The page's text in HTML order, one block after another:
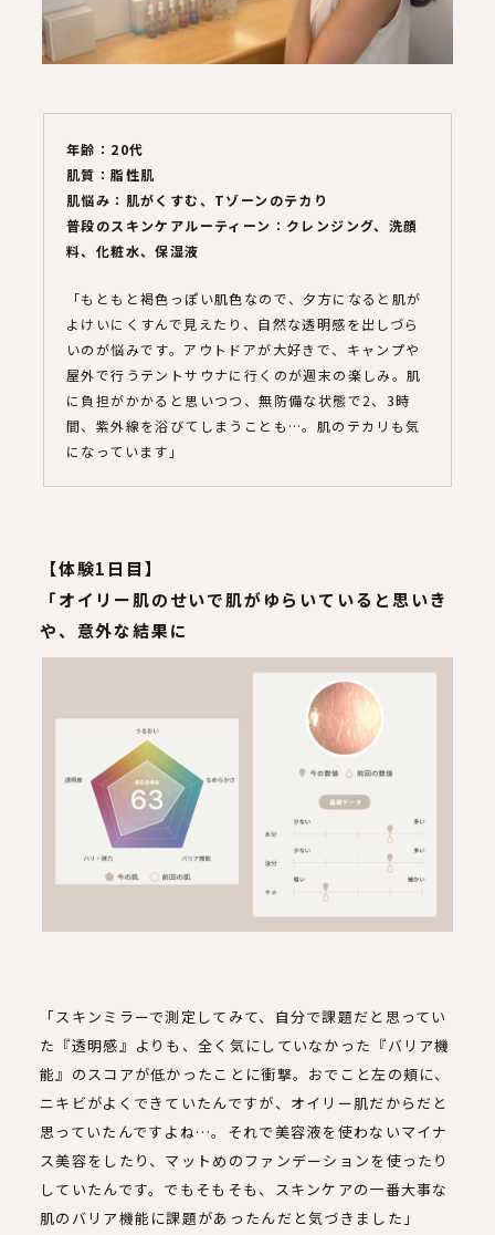
年齢：20代
肌質：脂性肌
肌悩み：肌がくすむ、Tゾーンのテカり
普段のスキンケアルーティーン：クレンジング、洗顔
料、化粧水、保湿液
「もともと褐色っぽい肌色なので、夕方になると肌が
よけいにくすんで見えたり、自然な透明感を出しづら
いのが悩みです。アウトドアが大好きで、キャンプや
屋外で行うテントサウナに行くのが週末の楽しみ。肌
に負担がかかると思いつつ、無防備な状態で2、3時
間、紫外線を浴びてしまうことも…。肌のテカリも気
になっています」
【体験1日目】
「オイリー肌のせいで肌がゆらいていると思いき
や、意外な結果に
「スキンミラーで測定してみて、自分で課題だと思ってい
た『透明感』よりも、全く気にしていなかった『バリア機
能』のスコアが低かったことに衝撃。おでこと左の頬に、
ニキビがよくできていたんですが、オイリー肌だからだと
思っていたんですよね…。それで美容液を使わないマイナ
ス美容をしたり、マットめのファンデーションを使ったり
していたんです。でもそもそも、スキンケアの一番大事な
肌のバリア機能に課題があったんだと気づきました」